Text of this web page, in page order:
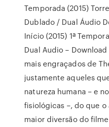
Temporada (2015)
Dublado / Dual Áudio
Início (2015) 1ª
Dual Audio –
mais engraçados de
justamente aqueles
natureza humana – e
fisiológicas –, do que
maior diversão do